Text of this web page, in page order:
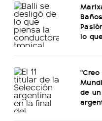
lo
de